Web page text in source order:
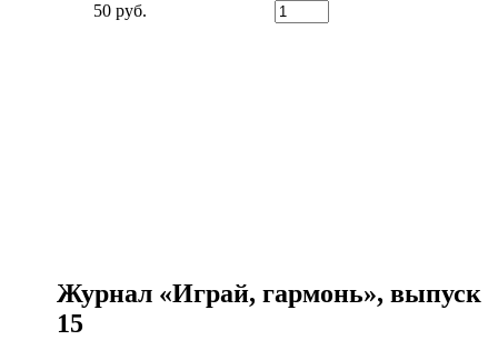
50 руб.
Журнал «Играй, гармонь», выпуск
15